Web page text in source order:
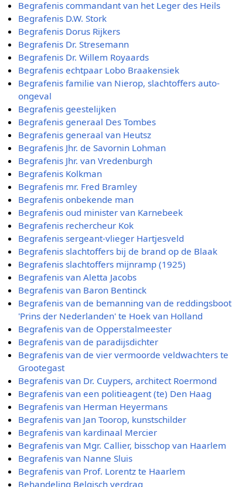
Begrafenis commandant van het Leger des Heils
Begrafenis D.W. Stork
Begrafenis Dorus Rijkers
Begrafenis Dr. Stresemann
Begrafenis Dr. Willem Royaards
Begrafenis echtpaar Lobo Braakensiek
Begrafenis familie van Nierop, slachtoffers auto-
ongeval
Begrafenis geestelijken
Begrafenis generaal Des Tombes
Begrafenis generaal van Heutsz
Begrafenis Jhr. de Savornin Lohman
Begrafenis Jhr. van Vredenburgh
Begrafenis Kolkman
Begrafenis mr. Fred Bramley
Begrafenis onbekende man
Begrafenis oud minister van Karnebeek
Begrafenis rechercheur Kok
Begrafenis sergeant-vlieger Hartjesveld
Begrafenis slachtoffers bij de brand op de Blaak
Begrafenis slachtoffers mijnramp (1925)
Begrafenis van Aletta Jacobs
Begrafenis van Baron Bentinck
Begrafenis van de bemanning van de reddingsboot
'Prins der Nederlanden' te Hoek van Holland
Begrafenis van de Opperstalmeester
Begrafenis van de paradijsdichter
Begrafenis van de vier vermoorde veldwachters te
Grootegast
Begrafenis van Dr. Cuypers, architect Roermond
Begrafenis van een politieagent (te) Den Haag
Begrafenis van Herman Heyermans
Begrafenis van Jan Toorop, kunstschilder
Begrafenis van kardinaal Mercier
Begrafenis van Mgr. Callier, bisschop van Haarlem
Begrafenis van Nanne Sluis
Begrafenis van Prof. Lorentz te Haarlem
Behandeling Belgisch verdrag